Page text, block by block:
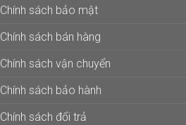
Chính sách bảo mật
Chính sách bán hàng
Chính sách vận chuyển
Chính sách bảo hành
Chính sách đổi trả